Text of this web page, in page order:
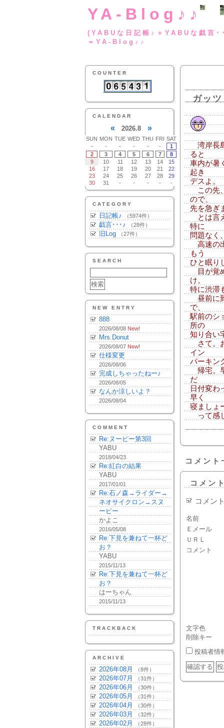
YA-Blog♪♪
(YABUな日記帳♪
＝YA-Blog♪♪
COUNTER
CALENDAR
« 2026.8 »
SUN MON TUE WED THU FRI SAT
-
- - - - -
1
2
3 4 5 6 7
8
9
10 11 12 13 14
15
16
17 18 19 20 21
22
23
24 25 26 27 28
29
30
31 - - - - -
CATEGORY
日記帳♪ （5974件）
戯言･･･♪ （28件）
旧Log （27件）
SEARCH
NEW ENTRY
888
2026/08/08 New!
Mrs.Donut
2026/08/07 New!
仕様変更
2026/08/06
完成しちゃったねー♪
2026/08/05
なんか涼しいよ？
2026/08/04
COMMENT
Re:ヌーピー第3回
YABU
2018/04/23
Re:紅白の結果
YABU
2017/01/01
Re:石ノ森→ライダー→
ネオサイクロン→スヌ
ーピー
かよこ
2016/05/08
Re:下見を兼ねて一杯ど
お？
YABU
2015/11/13
Re:下見を兼ねて一杯ど
お？
はーちゃん
2015/11/13
TRACKBACK
ARCHIVE
2026年08月 （8件）
2026年07月 （31件）
2026年06月 （30件）
2026年05月 （31件）
2026年04月 （30件）
2026年03月 （32件）
2026年02月 （28件）
ガッ
湾岸長
ると
車内が暑
起き
デスよ。
この先
ので、
先を急ぎ
とは言
特に
問題なく
高速の
もう
ひと眠り
目が覚
け。
特に渋滞
昼前に
で、
駅前のシ
所の
知り合い
さて。
イン
パーキン
帰宅。
だ
日付変わ
早く
寝ましょ
って感
コメント
コメン
コメン
名前
Ｅメール
ＵＲＬ
コメント
文字色
削除キー
投稿者情